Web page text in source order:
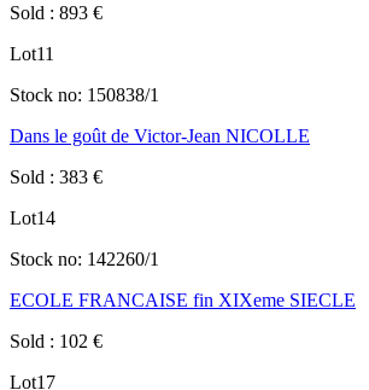
Sold : 893 €
Lot11
Stock no: 150838/1
Dans le goût de Victor-Jean NICOLLE
Sold : 383 €
Lot14
Stock no: 142260/1
ECOLE FRANCAISE fin XIXeme SIECLE
Sold : 102 €
Lot17